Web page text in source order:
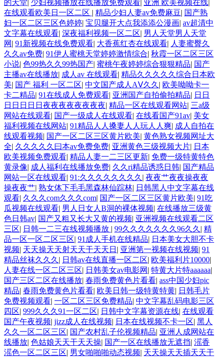
的天堂 少妇视频播放在线播放免费观看 亚洲 欧美视频在线
在线观看欧美日一区二区 | 精品少妇人妻av免费麻豆| 国产熟
妇一区二区三区色婷婷| 宝贝腿开大点我添添公漫画| av超清中
文字幕在线观看| 深夜福利视频一区二区| 男人天堂男人天堂
网 | 91新视频在线免费观看| 大香蕉红杏在线观看| 人妻蜜臀久
久久av免费| 91伊人蜜桃天堂婷婷激情综合| 秋霞一区二区三区
小说| 色99热久久99热国产| 蜜桃午夜婷婷综合狠狠精品| 国产
主播av在线播放| 成人av 在线观看| 精品久久久久久综合日本欧
美| 国产 福利 一区二区| 中文国产成人AⅤ久久 | 欧美呦呦卡一
卡二精品| 91在线成人免费观看| 亚洲国产自拍偷拍精品| 日日
日日日日日夜夜夜夜夜夜夜夜| 精品一区在线观看网站| 三a级
网站在线观看| 国产一级成人在线观看| 在线看国产91av| 美女
福利视频在线网站| 91精品人人搡妻人人玩人人爽| 成人自拍在
线观看视频| 国产一区二区三区黄片欧美| 黄色熟女视频网址大
全| 久久久久久曰本av免费免费| 亚洲黄色三级视频大片| 日本
欧美视频免费观看| 精品人妻一二三区更新| 免费一级特黄特色
黄录像| 成人福利在线播放免费| 久久ri精品诱惑日韩| 国产精品
网站一区在线观看| 91:久久久久久久久久 | 夜夜艹夜夜操夜夜
操夜夜艹| 熟女体下毛毛黑森林仙踪林| 日韩黑人中文字幕在线
观看| 久久久com久久久com| 国产一区二区三区黄片欧美| 91吃
瓜视频在线观看| 男人日女人B洞的裸体视频| 在线播放三级黄
色日韩av| 国产又粗又长大又黄的视频| 亚洲视频在线观看二区
三区| 日韩一二三在线视频播放 | 99久久久久久久久96久久 | 精
品一区一区二区三区| 91成人手机在线精品| 日本美女大胆不卡
视频| 天天操天天射天天干天天日 | 亚洲第一视频在线视频| 91
精品丝袜久久久 | 日韩av在线直播一区二区| 欧美福利片10000|
人妻在线一区二区三区| 日韩美女av电影网 | 特黄大片特aaaaaa|
国产三区二区在线播放| 春雨免费黄色片看看| ass中国少妇pic
精品| 春雨免费黄色片看看| 欧美日韩一级特黄特黄| 日韩毛片
免费视频观看| 一区二区三区免费精品| 中文字幕乱码电影三区
四区| 999久久久91一区二区| 日韩中文字幕资源在线| 在线观看
国产午夜视频| jizz成人在线视频| 日本在线视频不卡一区| 黑人
久久一区二区三区| 国产农村乱子伦视频精品| 亚洲人成网站在
线播放| 色姑娘天天干天天操| 国产一区在线播放无遮挡| 滛香
滛色一区二区三区| 男女啪啪啪动态视频| 天天操天天插天天干